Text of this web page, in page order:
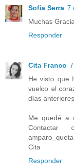
Sofía Serra 7
Muchas
Responder
Cita Franco
He visto que
vuelco el
días
Me quedé a
Cita
Responder